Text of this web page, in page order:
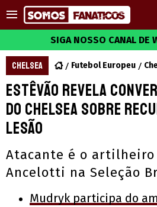
SIGA NOSSO CANAL DE
CHELSEA Futebol Europeu
Estêvão revela
do Chelsea sobre
lesão
Atacante é o artilheiro
Ancelotti na Seleção
Mudryk participa do